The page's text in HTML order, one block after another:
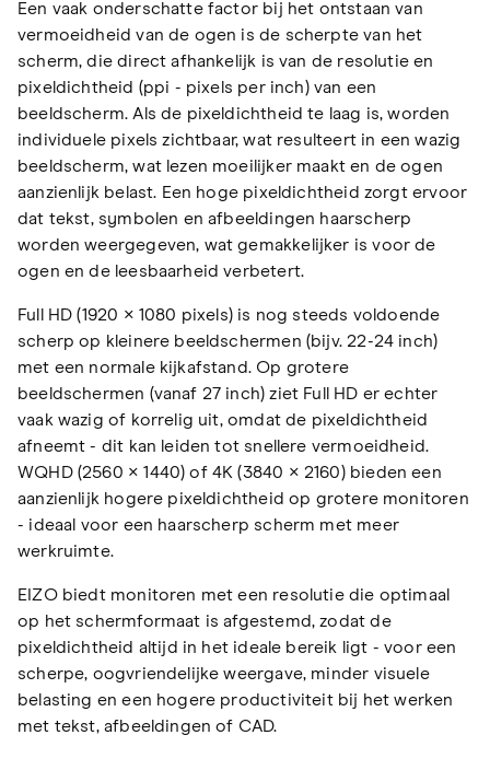
Een vaak onderschatte factor bij het ontstaan van
vermoeidheid van de ogen is de scherpte van het
scherm, die direct afhankelijk is van de resolutie en
pixeldichtheid (ppi - pixels per inch) van een
beeldscherm. Als de pixeldichtheid te laag is, worden
individuele pixels zichtbaar, wat resulteert in een wazig
beeldscherm, wat lezen moeilijker maakt en de ogen
aanzienlijk belast. Een hoge pixeldichtheid zorgt ervoor
dat tekst, symbolen en afbeeldingen haarscherp
worden weergegeven, wat gemakkelijker is voor de
ogen en de leesbaarheid verbetert.
Full HD (1920 × 1080 pixels) is nog steeds voldoende
scherp op kleinere beeldschermen (bijv. 22-24 inch)
met een normale kijkafstand. Op grotere
beeldschermen (vanaf 27 inch) ziet Full HD er echter
vaak wazig of korrelig uit, omdat de pixeldichtheid
afneemt - dit kan leiden tot snellere vermoeidheid.
WQHD (2560 × 1440) of 4K (3840 × 2160) bieden een
aanzienlijk hogere pixeldichtheid op grotere monitoren
- ideaal voor een haarscherp scherm met meer
werkruimte.
EIZO biedt monitoren met een resolutie die optimaal
op het schermformaat is afgestemd, zodat de
pixeldichtheid altijd in het ideale bereik ligt - voor een
scherpe, oogvriendelijke weergave, minder visuele
belasting en een hogere productiviteit bij het werken
met tekst, afbeeldingen of CAD.